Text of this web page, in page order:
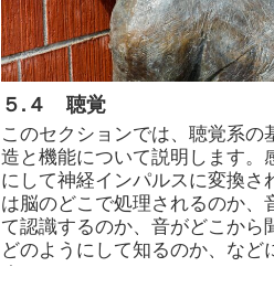
５.４ 聴覚
このセクションでは、聴覚系の
造と機能について説明します。
にして神経インパルスに変換さ
は脳のどこで処理されるのか、
て認識するのか、音がどこから
どのようにして知るのか、など
す。